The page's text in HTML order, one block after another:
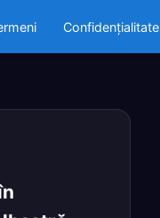
Confidențialitate